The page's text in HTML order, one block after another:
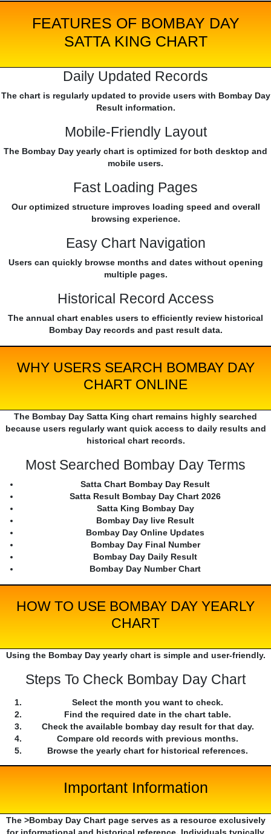
FEATURES OF BOMBAY DAY
SATTA KING CHART
Daily Updated Records
The chart is regularly updated to provide users with Bombay Day
Result information.
Mobile-Friendly Layout
The Bombay Day yearly chart is optimized for both desktop and
mobile users.
Fast Loading Pages
Our optimized structure improves loading speed and overall
browsing experience.
Easy Chart Navigation
Users can quickly browse months and dates without opening
multiple pages.
Historical Record Access
The annual chart enables users to efficiently review historical
Bombay Day records and past result data.
WHY USERS SEARCH BOMBAY DAY
CHART ONLINE
The Bombay Day Satta King chart remains highly searched
because users regularly want quick access to daily results and
historical chart records.
Most Searched Bombay Day Terms
Satta Chart Bombay Day Result
Satta Result Bombay Day Chart 2026
Satta King Bombay Day
Bombay Day live Result
Bombay Day Online Updates
Bombay Day Final Number
Bombay Day Daily Result
Bombay Day Number Chart
HOW TO USE BOMBAY DAY YEARLY
CHART
Using the Bombay Day yearly chart is simple and user-friendly.
Steps To Check Bombay Day Chart
Select the month you want to check.
Find the required date in the chart table.
Check the available bombay day result for that day.
Compare old records with previous months.
Browse the yearly chart for historical references.
Important Information
The >Bombay Day Chart page serves as a resource exclusively